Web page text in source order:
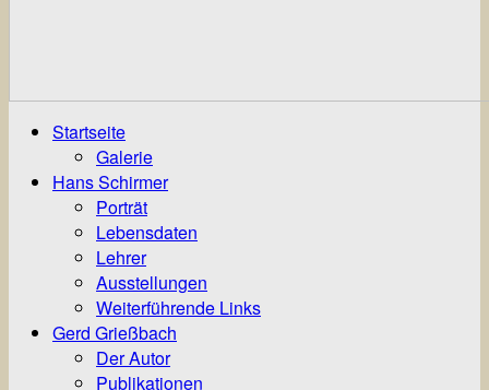
Startseite
Galerie
Hans Schirmer
Porträt
Lebensdaten
Lehrer
Ausstellungen
Weiterführende Links
Gerd Grießbach
Der Autor
Publikationen